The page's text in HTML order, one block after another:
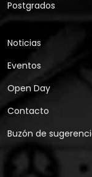
Postgrados
Noticias
Eventos
Open Day
Contacto
Buzón de